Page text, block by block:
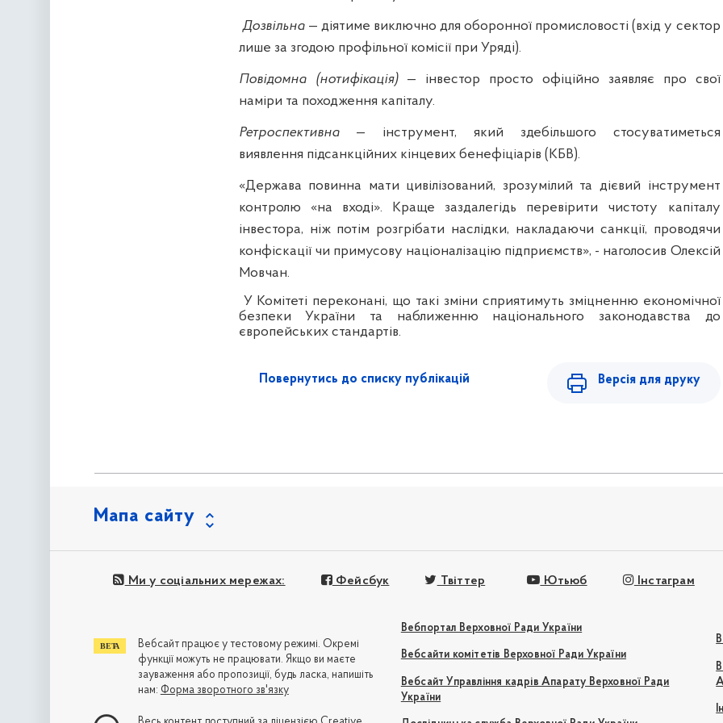
Дозвільна— діятиме виключно для оборонної промисловості (вхід у сектор
лише за згодою профільної комісії при Уряді).
Повідомна (нотифікація)— інвестор просто офіційно заявляє про свої
наміри та походження капіталу.
Ретроспективна — інструмент, який здебільшого стосуватиметься
виявлення підсанкційних кінцевих бенефіціарів (КБВ).
«Держава повинна мати цивілізований, зрозумілий та дієвий інструмент
контролю «на вході». Краще заздалегідь перевірити чистоту капіталу
інвестора, ніж потім розгрібати наслідки, накладаючи санкції, проводячи
конфіскації чи примусову націоналізацію підприємств», - наголосив Олексій
Мовчан.
У Комітеті переконані, що такі зміни сприятимуть зміцненню економічної
безпеки України та наближенню національного законодавства до
європейських стандартів.
Повернутись до списку публікацій Версія для друку
Мапа сайту
Ми у соціальних мережах: Фейсбук Твіттер Ютьюб Інстаграм
Вебпортал Верховної Ради України
Вебсайти комітетів Верховної Ради України
Вебсайт Управління кадрів Апарату Верховної Ради
України
Вебсайт працює у тестовому режимі. Окремі
функції можуть не працювати. Якщо ви маєте
зауваження або пропозиції, будь ласка, напишіть
нам: Форма зворотного зв'язку